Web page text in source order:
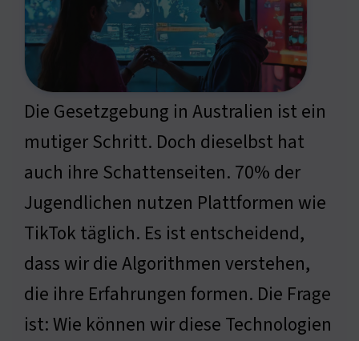
Die Gesetzgebung in Australien ist ein
mutiger Schritt. Doch dieselbst hat
auch ihre Schattenseiten. 70% der
Jugendlichen nutzen Plattformen wie
TikTok täglich. Es ist entscheidend,
dass wir die Algorithmen verstehen,
die ihre Erfahrungen formen. Die Frage
ist: Wie können wir diese Technologien